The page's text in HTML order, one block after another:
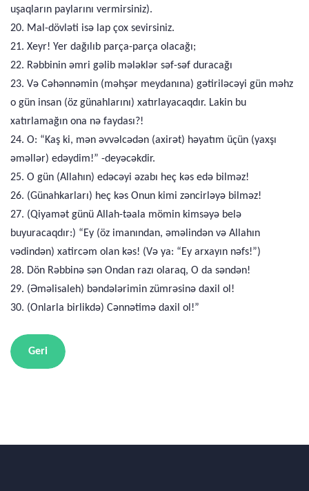
uşaqların paylarını vermirsiniz).
20. Mal-dövləti isə lap çox sevirsiniz.
21. Xeyr! Yer dağılıb parça-parça olacağı;
22. Rəbbinin əmri gəlib mələklər səf-səf duracağı
23. Və Cəhənnəmin (məhşər meydanına) gətiriləcəyi gün məhz
o gün insan (öz günahlarını) xatırlayacaqdır. Lakin bu
xatırlamağın ona nə faydası?!
24. O: “Kaş ki, mən əvvəlcədən (axirət) həyatım üçün (yaxşı
əməllər) edəydim!” -deyəcəkdir.
25. O gün (Allahın) edəcəyi əzabı heç kəs edə bilməz!
26. (Günahkarları) heç kəs Onun kimi zəncirləyə bilməz!
27. (Qiyamət günü Allah-təala mömin kimsəyə belə
buyuracaqdır:) “Ey (öz imanından, əməlindən və Allahın
vədindən) xatircəm olan kəs! (Və ya: “Ey arxayın nəfs!”)
28. Dön Rəbbinə sən Ondan razı olaraq, O da səndən!
29. (Əməlisaleh) bəndələrimin zümrəsinə daxil ol!
30. (Onlarla birlikdə) Cənnətimə daxil ol!”
Geri